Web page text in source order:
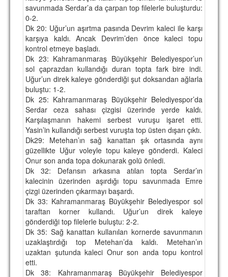
savunmada Serdar’a da çarpan top filelerle buluşturdu:
0-2.
Dk 20: Uğur’un aşırtma pasında Devrim kaleci ile karşı
karşıya kaldı. Ancak Devrim’den önce kaleci topu
kontrol etmeye başladı.
Dk 23: Kahramanmaraş Büyükşehir Belediyespor’un
sol çaprazdan kullandığı duran topta fark bire indi.
Uğur’un direk kaleye gönderdiği şut doksandan ağlarla
buluştu: 1-2.
Dk 25: Kahramanmaraş Büyükşehir Belediyespor’da
Serdar ceza sahası çizgisi üzerinde yerde kaldı.
Karşılaşmanın hakemi serbest vuruşu işaret etti.
Yasin’in kullandığı serbest vuruşta top üsten dışarı çıktı.
Dk29: Metehan’ın sağ kanattan şık ortasında aynı
güzellikte Uğur voleyle topu kaleye gönderdi. Kaleci
Onur son anda topa dokunarak golü önledi.
Dk 32: Defansın arkasına atılan topta Serdar’ın
kalecinin üzerinden aşırdığı topu savunmada Emre
çizgi üzerinden çıkarmayı başardı.
Dk 33: Kahramanmaraş Büyükşehir Belediyespor sol
taraftan korner kullandı. Uğur’un direk kaleye
gönderdiği top filelerle buluştu: 2-2.
Dk 35: Sağ kanattan kullanılan kornerde savunmanın
uzaklaştırdığı top Metehan’da kaldı. Metehan’ın
uzaktan şutunda kaleci Onur son anda topu kontrol
etti.
Dk 38: Kahramanmaraş Büyükşehir Belediyespor